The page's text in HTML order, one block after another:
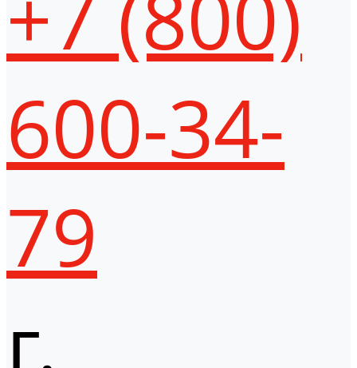
600-34-
79
г.